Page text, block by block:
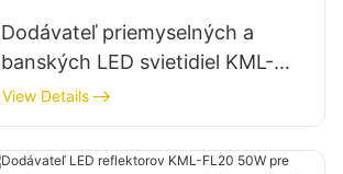
Dodávateľ priemyselných a
banských LED svietidiel KML-
HB30 150W pre vnútorné
priestory, ako sú telocvične a
sklady.
View Details